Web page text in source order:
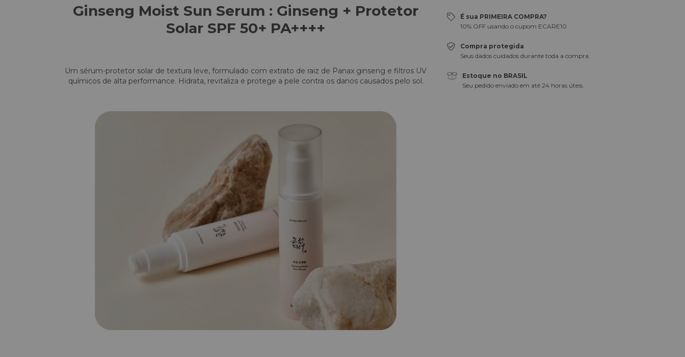
Ginseng Moist Sun Serum : Ginseng + Protetor
Solar SPF 50+ PA++++
Um sérum-protetor solar de textura leve, formulado com extrato de raiz de Panax ginseng e filtros UV
químicos de alta performance. Hidrata, revitaliza e protege a pele contra os danos causados pelo sol.
É sua PRIMEIRA COMPRA?
10% OFF usando o cupom ECARE10
Compra protegida
Seus dados cuidados durante toda a compra.
Estoque no BRASIL
Seu pedido enviado em até 24 horas úteis.